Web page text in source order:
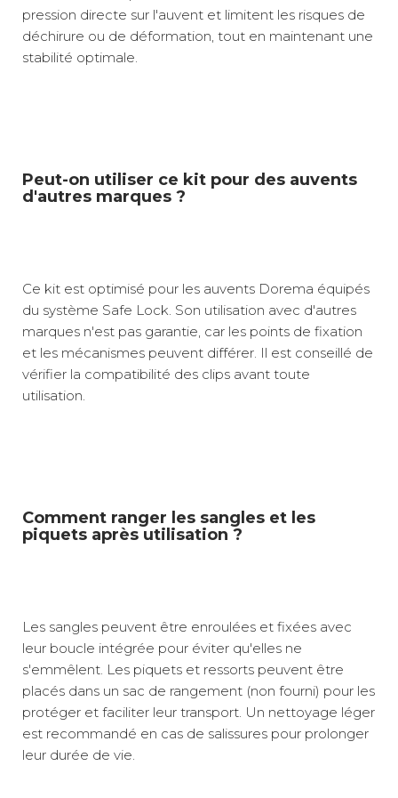
pression directe sur l'auvent et limitent les risques de
déchirure ou de déformation, tout en maintenant une
stabilité optimale.
Peut-on utiliser ce kit pour des auvents
d'autres marques ?
Ce kit est optimisé pour les auvents Dorema équipés
du système Safe Lock. Son utilisation avec d'autres
marques n'est pas garantie, car les points de fixation
et les mécanismes peuvent différer. Il est conseillé de
vérifier la compatibilité des clips avant toute
utilisation.
Comment ranger les sangles et les
piquets après utilisation ?
Les sangles peuvent être enroulées et fixées avec
leur boucle intégrée pour éviter qu'elles ne
s'emmêlent. Les piquets et ressorts peuvent être
placés dans un sac de rangement (non fourni) pour les
protéger et faciliter leur transport. Un nettoyage léger
est recommandé en cas de salissures pour prolonger
leur durée de vie.